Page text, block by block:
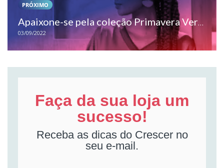
PRÓXIMO
Apaixone-se pela coleção Primavera Verão 2022 do Grupo Elian
03/09/2022
Faça da sua loja um
sucesso!
Receba as dicas do Crescer no
seu e-mail.